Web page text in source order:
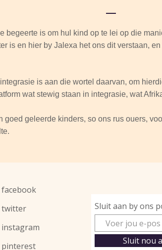
begeerte is om hul kind op te lei op die
is en hier by Jalexa het ons dit verstaan,
is aan die wortel daarvan, om
wat stewig staan in integrasie, wat
goed geleerde kinders, so ons rus ouers,
facebook
twitter
instagram
pinterest
Sluit aan by ons
Sluit nou